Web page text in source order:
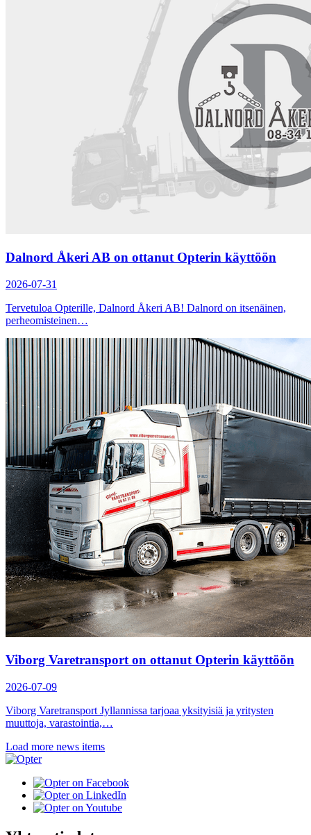
Dalnord Åkeri AB on ottanut Opterin käyttöön
2026-07-31
Tervetuloa Opterille, Dalnord Åkeri AB! Dalnord on itsenäinen,
perheomisteinen…
Viborg Varetransport on ottanut Opterin käyttöön
2026-07-09
Viborg Varetransport Jyllannissa tarjoaa yksityisiä ja yritysten
muuttoja, varastointia,…
Load more news items